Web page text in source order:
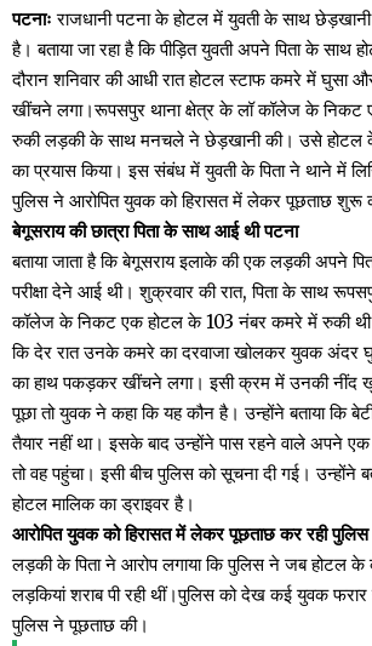
पटनाः राजधानी पटना के होटल में युवती के साथ
है। बताया जा रहा है कि पीड़ित युवती अपने पिता के साथ
दौरान शनिवार की आधी रात होटल स्टाफ कमरे में घुसा
खींचने लगा।रूपसपुर थाना क्षेत्र के लॉ कॉलेज के निकट
रुकी लड़की के साथ मनचले ने छेड़खानी की। उसे
का प्रयास किया। इस संबंध में युवती के पिता ने थाने में
पुलिस ने आरोपित युवक को हिरासत में लेकर पूछताछ शुरू
बेगूसराय की छात्रा पिता के साथ आई थी पटना
बताया जाता है कि बेगूसराय इलाके की एक लड़की अपने
परीक्षा देने आई थी। शुक्रवार की रात, पिता के साथ
कॉलेज के निकट एक होटल के 103 नंबर कमरे में रुकी
कि देर रात उनके कमरे का दरवाजा खोलकर युवक अंदर
का हाथ पकड़कर खींचने लगा। इसी क्रम में उनकी नींद
पूछा तो युवक ने कहा कि यह कौन है। उन्‍होंने बताया कि
तैयार नहीं था। इसके बाद उन्‍होंने पास रहने वाले अपने एक
तो वह पहुंचा। इसी बीच पुलिस को सूचना दी गई। उन्‍होंने
होटल मालिक का ड्राइवर है।
आरोपित युवक को ह‍िरासत में लेकर पूछताछ कर रही पुलिस
लड़की के पिता ने आरोप लगाया कि पुलिस ने जब होटल के
लड़क‍ियां शराब पी रही थीं।पुलिस को देख कई युवक
पुलिस ने पूछताछ की।